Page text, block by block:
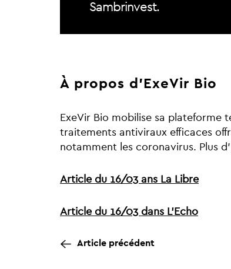
Sambrinvest.
À propos d’ExeVir Bio
ExeVir Bio mobilise sa plateforme
traitements antiviraux efficaces
notamment les coronavirus. Plus
Article du 16/03 ans La Libre
Article du 16/03 dans L'Echo
Article précédent